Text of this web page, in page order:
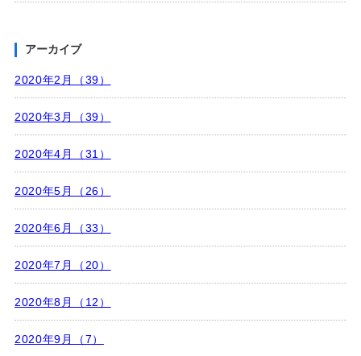
アーカイブ
2020年2月（39）
2020年3月（39）
2020年4月（31）
2020年5月（26）
2020年6月（33）
2020年7月（20）
2020年8月（12）
2020年9月（7）